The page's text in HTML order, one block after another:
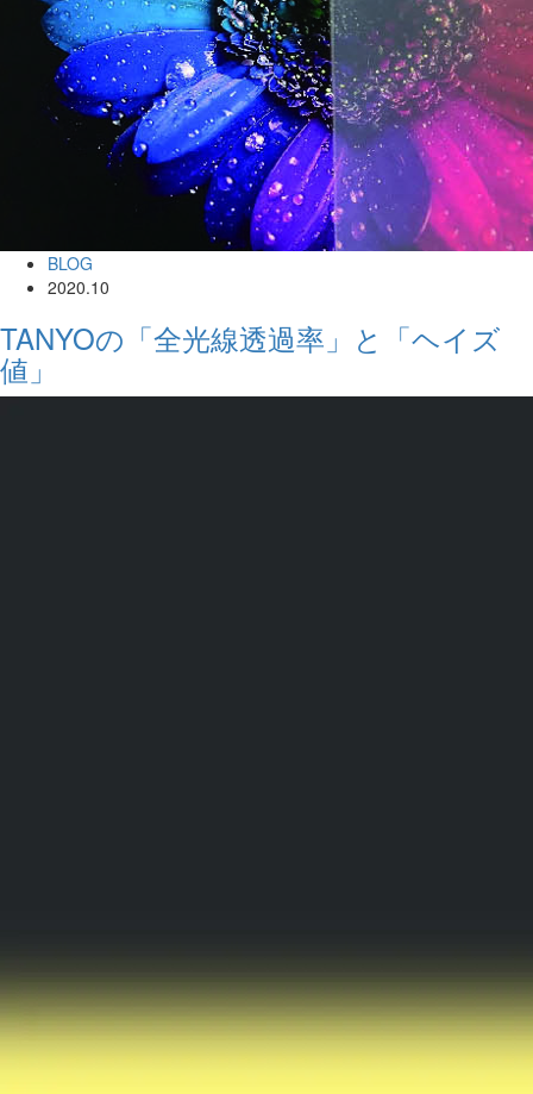
BLOG
2020.10
TANYOの「全光線透過率」と「ヘイズ
値」